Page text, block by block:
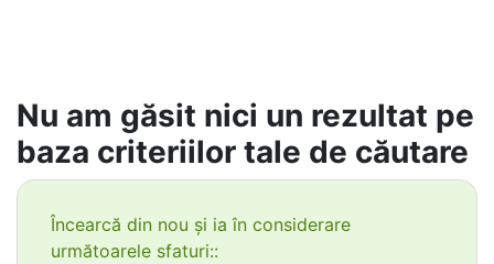
Nu am găsit nici un rezultat pe
baza criteriilor tale de căutare
Încearcă din nou și ia în considerare
următoarele sfaturi::